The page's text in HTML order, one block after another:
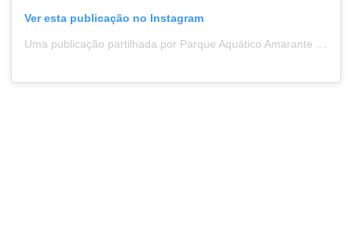
Ver esta publicação no Instagram